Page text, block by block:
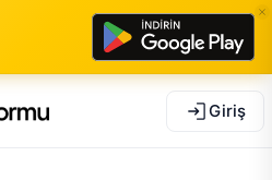
Giriş